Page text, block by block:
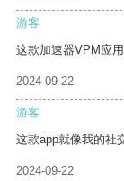
游客
这款加速器VPM应
2024-09-22
游客
这款app就像我的社
2024-09-22